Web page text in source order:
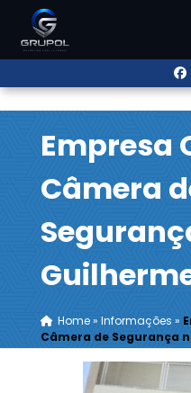
Empresa
Câmera
Home» Informações »
Câmera de Segurança